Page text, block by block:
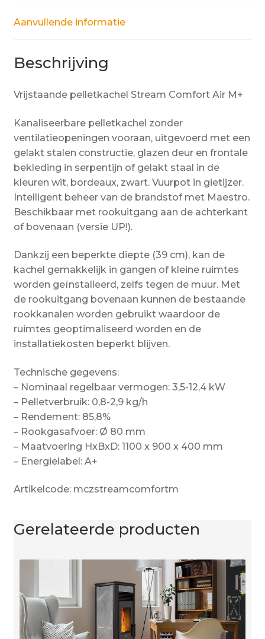
Aanvullende informatie
Beschrijving
Vrijstaande pelletkachel Stream Comfort Air M+
Kanaliseerbare pelletkachel zonder
ventilatieopeningen vooraan, uitgevoerd met een
gelakt stalen constructie, glazen deur en frontale
bekleding in serpentijn of gelakt staal in de
kleuren wit, bordeaux, zwart. Vuurpot in gietijzer.
Intelligent beheer van de brandstof met Maestro.
Beschikbaar met rookuitgang aan de achterkant
of bovenaan (versie UP!).
Dankzij een beperkte diepte (39 cm), kan de
kachel gemakkelijk in gangen of kleine ruimtes
worden geïnstalleerd, zelfs tegen de muur. Met
de rookuitgang bovenaan kunnen de bestaande
rookkanalen worden gebruikt waardoor de
ruimtes geoptimaliseerd worden en de
installatiekosten beperkt blijven.
Technische gegevens:
– Nominaal regelbaar vermogen: 3,5-12,4 kW
– Pelletverbruik: 0,8-2,9 kg/h
– Rendement: 85,8%
– Rookgasafvoer: Ø 80 mm
– Maatvoering HxBxD: 1100 x 900 x 400 mm
– Energielabel: A+
Artikelcode: mczstreamcomfortm
Gerelateerde producten